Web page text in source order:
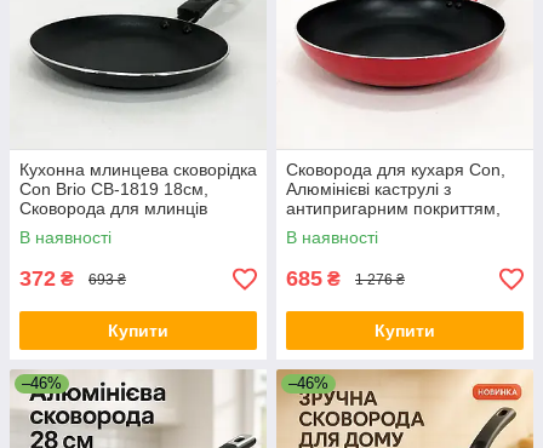
Кухонна млинцева сковорідка
Con Brio СВ-1819 18см,
Сковорода для млинців
антипригарна AE-46
В наявності
372 ₴ 693 ₴
Купити
Сковорода для кухаря Con,
Алюмінієві каструлі з
антипригарним покриттям,
Якісна сковорода для
смаження JM-79
В наявності
685 ₴ 1 276 ₴
Купити
–46% –46%